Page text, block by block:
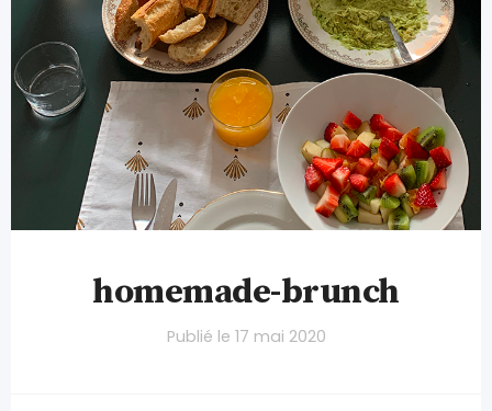
homemade-brunch
Publié le 17 mai 2020